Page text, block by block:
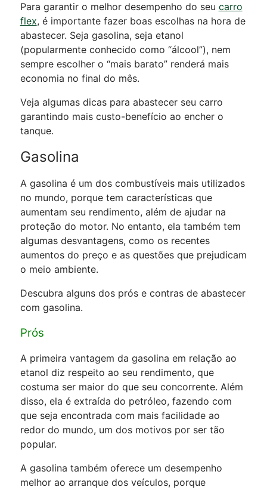
Para garantir o melhor desempenho do seu carro
flex, é importante fazer boas escolhas na hora de
abastecer. Seja gasolina, seja etanol
(popularmente conhecido como “álcool”), nem
sempre escolher o “mais barato” renderá mais
economia no final do mês.
Veja algumas dicas para abastecer seu carro
garantindo mais custo-benefício ao encher o
tanque.
Gasolina
A gasolina é um dos combustíveis mais utilizados
no mundo, porque tem características que
aumentam seu rendimento, além de ajudar na
proteção do motor. No entanto, ela também tem
algumas desvantagens, como os recentes
aumentos do preço e as questões que prejudicam
o meio ambiente.
Descubra alguns dos prós e contras de abastecer
com gasolina.
Prós
A primeira vantagem da gasolina em relação ao
etanol diz respeito ao seu rendimento, que
costuma ser maior do que seu concorrente. Além
disso, ela é extraída do petróleo, fazendo com
que seja encontrada com mais facilidade ao
redor do mundo, um dos motivos por ser tão
popular.
A gasolina também oferece um desempenho
melhor ao arranque dos veículos, porque